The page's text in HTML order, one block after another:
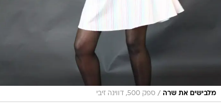
מלבישים את שרה / ספק 500, דווינה זיבי